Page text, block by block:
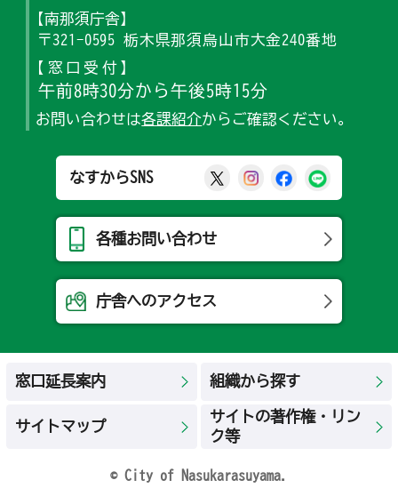
【南那須庁舎】
〒321-0595 栃木県那須烏山市大金240番地
【窓口受付】
午前8時30分から午後5時15分
お問い合わせは各課紹介からご確認ください。
なすからSNS 那須烏山市公式X
那須烏山市公式
那須烏山市
各種お問い合わせ
庁舎へのアクセス
窓口延長案内 組織から探す
サイトマップ
サイトの著作権・リン
ク等
© City of Nasukarasuyama.